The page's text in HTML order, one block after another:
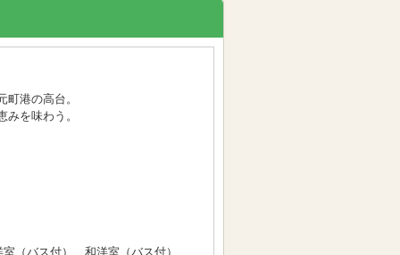
港の高台。
を味わう。
（バス付）、和洋室（バス付）